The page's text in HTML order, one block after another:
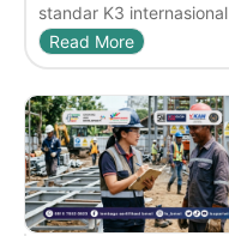
standar K3 internasional
Read More